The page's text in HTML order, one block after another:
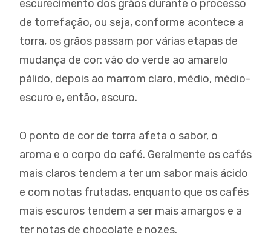
escurecimento dos grãos durante o processo
de torrefação, ou seja, conforme acontece a
torra, os grãos passam por várias etapas de
mudança de cor: vão do verde ao amarelo
pálido, depois ao marrom claro, médio, médio-
escuro e, então, escuro.
O ponto de cor de torra afeta o sabor, o
aroma e o corpo do café. Geralmente os cafés
mais claros tendem a ter um sabor mais ácido
e com notas frutadas, enquanto que os cafés
mais escuros tendem a ser mais amargos e a
ter notas de chocolate e nozes.